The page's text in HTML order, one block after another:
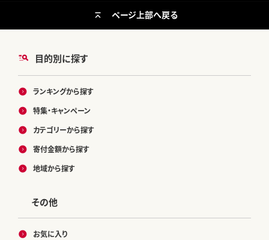
目的別に探す
ランキングから探す
特集・キャンペーン
カテゴリーから探す
寄付金額から探す
地域から探す
その他
お気に入り
ページ上部へ戻る